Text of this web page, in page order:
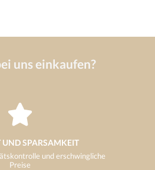
uns einkaufen?
UND SPARSAMKEIT
und erschwingliche
Preise